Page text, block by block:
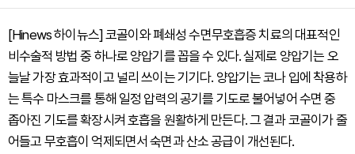
[Hinews 하이뉴스] 코골이와 폐쇄성 수면무호흡증 치료의 대표적인
비수술적 방법 중 하나로 양압기를 꼽을 수 있다. 실제로 양압기는 오
늘날 가장 효과적이고 널리 쓰이는 기기다. 양압기는 코나 입에 착용하
는 특수 마스크를 통해 일정 압력의 공기를 기도로 불어넣어 수면 중
좁아진 기도를 확장시켜 호흡을 원활하게 만든다. 그 결과 코골이가 줄
어들고 무호흡이 억제되면서 숙면과 산소 공급이 개선된다.